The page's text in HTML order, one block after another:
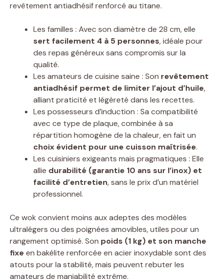
revêtement antiadhésif renforcé au titane.
Les familles : Avec son diamètre de 28 cm, elle
sert facilement 4 à 5 personnes, idéale pour
des repas généreux sans compromis sur la
qualité.
Les amateurs de cuisine saine : Son revêtement
antiadhésif permet de limiter l’ajout d’huile,
alliant praticité et légèreté dans les recettes.
Les possesseurs d’induction : Sa compatibilité
avec ce type de plaque, combinée à sa
répartition homogène de la chaleur, en fait un
choix évident pour une cuisson maîtrisée.
Les cuisiniers exigeants mais pragmatiques : Elle
allie durabilité (garantie 10 ans sur l’inox) et
facilité d’entretien, sans le prix d’un matériel
professionnel.
Ce wok convient moins aux adeptes des modèles
ultralégers ou des poignées amovibles, utiles pour un
rangement optimisé. Son poids (1 kg) et son manche
fixe en bakélite renforcée en acier inoxydable sont des
atouts pour la stabilité, mais peuvent rebuter les
amateurs de maniabilité extrême.